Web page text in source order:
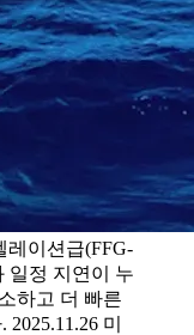
레이션급(FFG-
일정 지연이 누
하고 더 빠른
미